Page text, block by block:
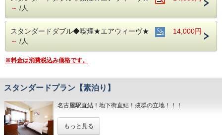
える事が可能です。
清掃時は常に換気をして新鮮な空気に入れ替えておりま
JR名古屋駅から徒歩４分♪
中部国際空港まで最速２８分（名鉄名古屋駅から乗車可能）
～ ご朝食 ～
１８階レストラン アイリス
名古屋めしも楽しめる和洋折衷のバイキングをご用意してお
ります。
～ /人
スタンダードダブル◆喫煙★エアウィーヴ★
14,000円
～ /人
※料金は消費税込み価格です。
スタンダードプラン【素泊り】
名古屋駅直結！地下街直結！抜群の立地！！！
電気スタンドの貸し出しもあり
もっと見る